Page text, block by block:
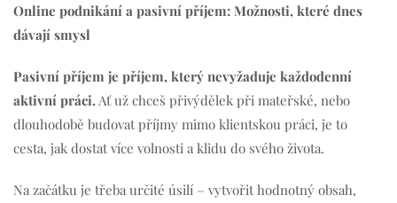
Online podnikání a pasivní příjem: Možnosti, které dnes
dávají smysl
Pasivní příjem je příjem, který nevyžaduje každodenní
aktivní práci. Ať už chceš přivýdělek při mateřské, nebo
dlouhodobě budovat příjmy mimo klientskou práci, je to
cesta, jak dostat více volnosti a klidu do svého života.
Na začátku je třeba určité úsilí – vytvořit hodnotný obsah,